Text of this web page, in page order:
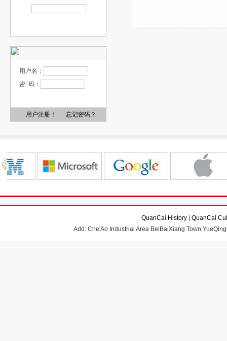
用户名：
密 码：
用户注册！ 忘记密码？
QuanCai History
QuanCai
Add: Che'Ao Industrial Area BeiBaiXiang Town